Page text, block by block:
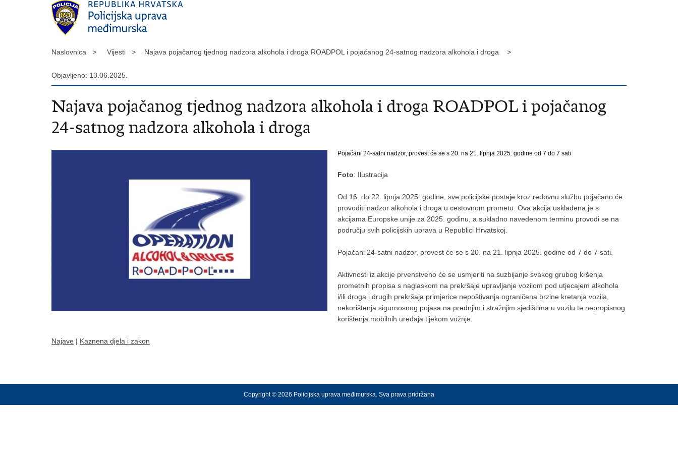
Naslovnica > Vijesti > Najava pojačanog tjednog nadzora alkohola i droga ROADPOL i pojačanog 24-satnog nadzora alkohola i droga >
Objavljeno: 13.06.2025.
Najava pojačanog tjednog nadzora alkohola i droga ROADPOL i pojačanog
24-satnog nadzora alkohola i droga
Pojačani 24-satni nadzor, provest će se s 20. na 21. lipnja 2025. godine od 7 do 7 sati
Foto: Ilustracija
Od 16. do 22. lipnja 2025. godine, sve policijske postaje kroz redovnu službu pojačano će
provoditi nadzor alkohola i droga u cestovnom prometu. Ova akcija usklađena je s
akcijama Europske unije za 2025. godinu, a sukladno navedenom terminu provodi se na
području svih policijskih uprava u Republici Hrvatskoj.
Pojačani 24-satni nadzor, provest će se s 20. na 21. lipnja 2025. godine od 7 do 7 sati.
Aktivnosti iz akcije prvenstveno će se usmjeriti na suzbijanje svakog grubog kršenja
prometnih propisa s naglaskom na prekršaje upravljanje vozilom pod utjecajem alkohola
i/ili droga i drugih prekršaja primjerice nepoštivanja ograničena brzine kretanja vozila,
nekorištenja sigurnosnog pojasa na prednjim i stražnjim sjedištima u vozilu te nepropisnog
korištenja mobilnih uređaja tijekom vožnje.
Najave | Kaznena djela i zakon
Copyright © 2026 Policijska uprava međimurska. Sva prava pridržana